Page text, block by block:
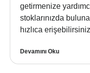
getirmenize
stoklarınızda
hızlıca
Devamını Oku